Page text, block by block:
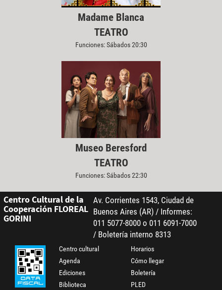
Madame Blanca
TEATRO
Funciones: Sábados 20:30
Museo Beresford
TEATRO
Funciones: Sábados 22:30
Centro Cultural de la
Cooperación FLOREAL
GORINI
Av. Corrientes 1543, Ciudad de
Buenos Aires (AR) / Informes:
011 5077-8000 o 011 6091-7000
/ Boletería interno 8313
Centro cultural
Agenda
Ediciones
Biblioteca
Horarios
Cómo llegar
Boletería
PLED